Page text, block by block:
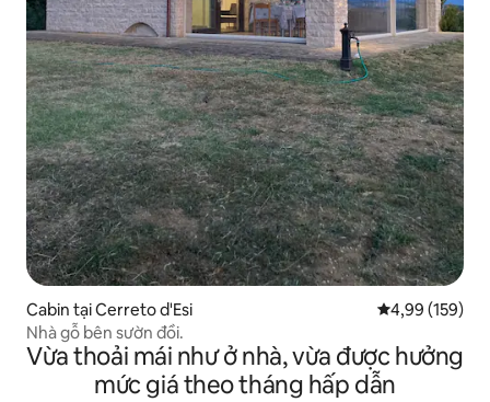
Cabin tại Cerreto d'Esi Xếp hạng
4,99 (159)
Nhà gỗ bên sườn đồi.
Vừa thoải mái như ở nhà, vừa được hưởng
mức giá theo tháng hấp dẫn